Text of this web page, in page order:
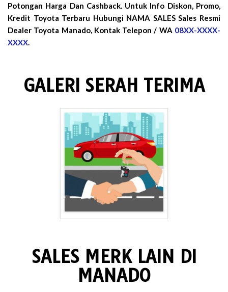
Potongan Harga Dan Cashback. Untuk Info Diskon, Promo,
Kredit Toyota Terbaru Hubungi NAMA SALES Sales Resmi
Dealer Toyota Manado, Kontak Telepon / WA 08XX-XXXX-
XXXX.
GALERI SERAH TERIMA
SALES MERK LAIN DI
MANADO